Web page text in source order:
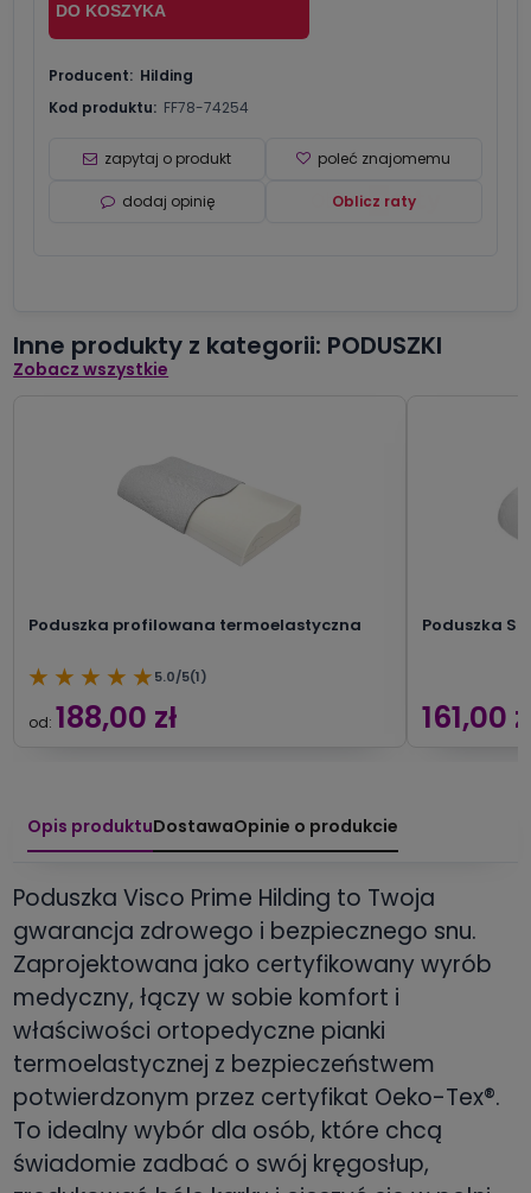
DO KOSZYKA
Producent: Hilding
Kod produktu: FF78-74254
zapytaj o produkt poleć znajomemu
dodaj opinię Oblicz raty
Inne produkty z kategorii: PODUSZKI
Zobacz wszystkie
Poduszka profilowana termoelastyczna
★ ★ ★ ★ ★5.0/5(1)
od: 188,00 zł
Poduszka
161,00
Opis produktuDostawaOpinie o produkcie
Poduszka Visco Prime Hilding to Twoja
gwarancja zdrowego i bezpiecznego snu.
Zaprojektowana jako certyfikowany wyrób
medyczny, łączy w sobie komfort i
właściwości ortopedyczne pianki
termoelastycznej z bezpieczeństwem
potwierdzonym przez certyfikat Oeko-Tex®.
To idealny wybór dla osób, które chcą
świadomie zadbać o swój kręgosłup,